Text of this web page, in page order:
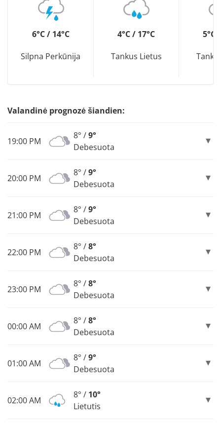
6°C / 14°C
Silpna Perkūnija
4°C / 17°C
Tankus Lietus
5°C
Valandinė prognozė šiandien:
19:00 PM
8° /9°
Debesuota
20:00 PM
8° /9°
Debesuota
21:00 PM
8° /9°
Debesuota
22:00 PM
8° /8°
Debesuota
23:00 PM
8° /8°
Debesuota
00:00 AM
8° /8°
Debesuota
01:00 AM
8° /9°
Debesuota
02:00 AM
8° / 10°
Lietutis